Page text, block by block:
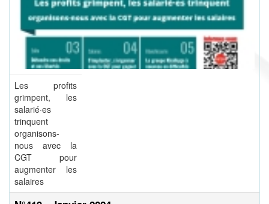
Les profits
grimpent, les
salarié·es
trinquent
organisons-
nous avec la
CGT pour
augmenter les
salaires